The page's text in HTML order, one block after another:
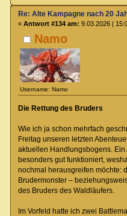
Namo
Username: Namo
Re: Alte Kampagne nach 20
« Antwort #134 am: 9.03.2026 |
Die Rettung des Bruders
Wie ich ja schon mehrfach
Freitag unseren letzten
aktuellen Handlungsbogens. Ein
besonders gut funktioniert,
nochmal herausgreifen möchte:
Brudermonster –
des Bruders des Waldläufers.
Im Vorfeld hatte ich zwei